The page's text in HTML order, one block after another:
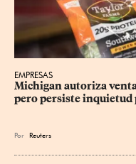
EMPRESAS
Michigan autoriza
pero persiste inquietud
Por Reuters